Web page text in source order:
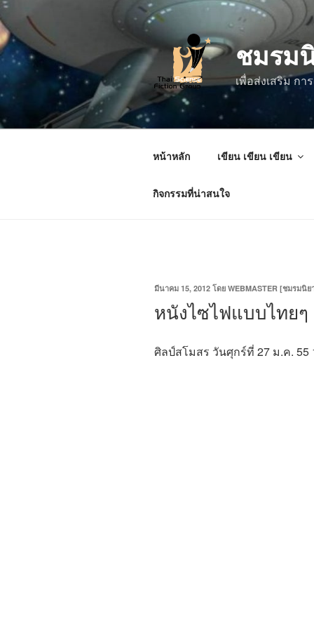
ข้าม
ไป
ยัง
บทความ
ชมรม
เพื่อส่งเสริม ก
หน้าหลัก เขียน เขียน เขียน
กิจกรรมที่น่าสนใจ
เขียน
ที่
มีนาคม 15, 2012 โดย WEBMASTER [ชมรมนิย
หนังไซไฟแบบไทยๆ
ศิลป์สโมสร วันศุกร์ที่ 27 ม.ค. 55